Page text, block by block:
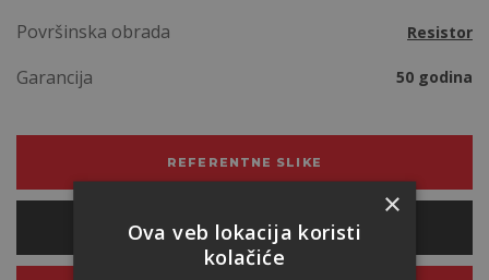
Površinska obrada Resistor
Garancija 50 godina
REFERENTNE SLIKE
PRORAČUN POTREB. MATERIJALA
×
Ova veb lokacija koristi
kolačiće